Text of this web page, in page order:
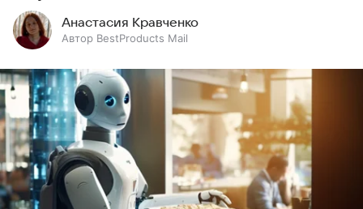
Анастасия Кравченко
Автор BestProducts Mail